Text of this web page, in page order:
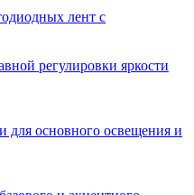
лент с
регулировки яркости
основного освещения и